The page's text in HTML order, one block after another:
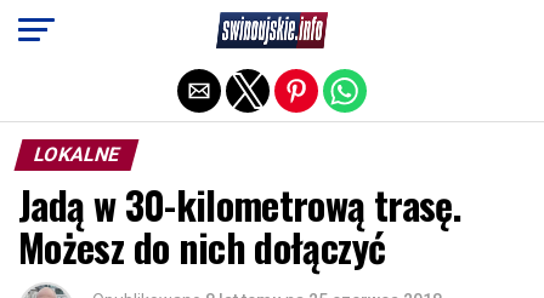
LOKALNE
Jadą w 30-kilometrową trasę.
Możesz do nich dołączyć
Exit mobile version